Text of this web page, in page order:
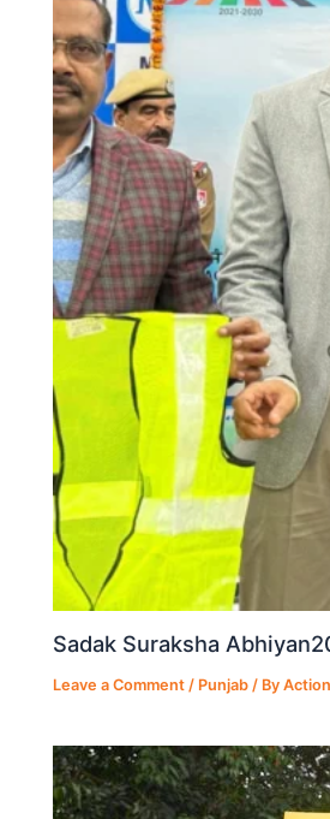
Sadak Suraksha
Leave a Comment / Punjab / By